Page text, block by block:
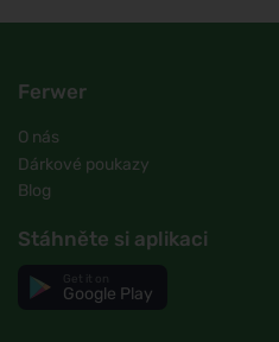
Ferwer
O nás
Dárkové poukazy
Blog
Stáhněte si aplikaci
Google Play